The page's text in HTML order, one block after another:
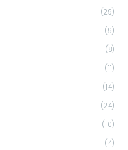
(29)
(9)
(8)
(11)
(14)
(24)
(10)
(4)